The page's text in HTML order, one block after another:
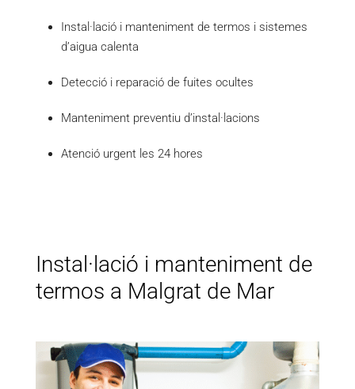
Instal·lació i manteniment de termos i sistemes
d’aigua calenta
Detecció i reparació de fuites ocultes
Manteniment preventiu d’instal·lacions
Atenció urgent les 24 hores
Instal·lació i manteniment de
termos a Malgrat de Mar